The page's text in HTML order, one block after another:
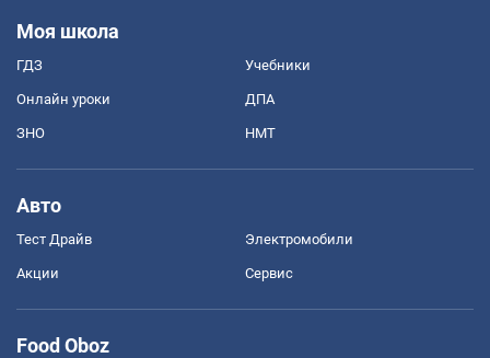
Моя школа
ГДЗ Учебники
Онлайн уроки ДПА
ЗНО НМТ
Авто
Тест Драйв Электромобили
Акции Сервис
Food Oboz